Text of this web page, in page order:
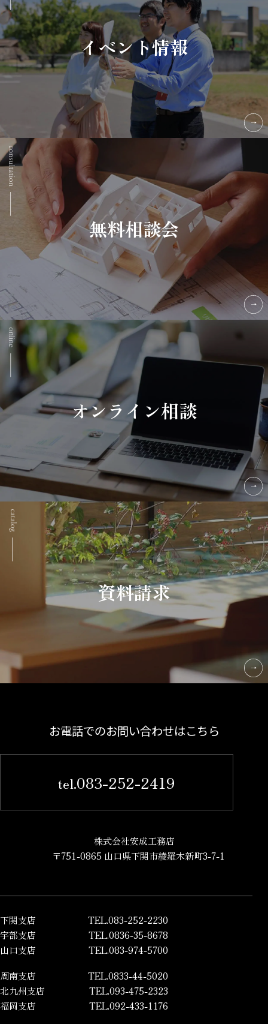
イベント情報
無料相談会
オンライン相談
資料請求
お電話でのお問い合わせはこちら
tel.083-252-2419
株式会社安成工務店
〒751-0865 山口県下関市綾羅木新町3-7-1
下関支店
TEL.083-252-2230
宇部支店
TEL.0836-35-8678
山口支店
TEL.083-974-5700
周南支店
TEL.0833-44-5020
北九州支店
TEL.093-475-2323
福岡支店
TEL.092-433-1176